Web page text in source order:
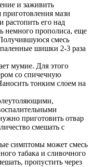
и заживить
мази
растопить его над
немного прополиса, еще
смесь
шишки 2-3 раза
мумие. Для этого
со спичечную
тонким слоем на
приготовить отвар
смешать с
симптомы может смесь
табака и сливочного
пропустить через